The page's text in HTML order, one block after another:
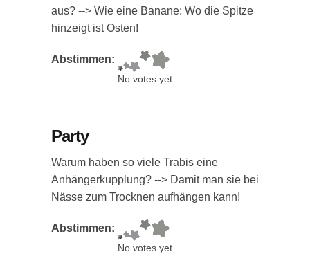
aus? --> Wie eine Banane: Wo die Spitze
hinzeigt ist Osten!
Abstimmen:
No votes yet
Party
Warum haben so viele Trabis eine
Anhängerkupplung? --> Damit man sie bei
Nässe zum Trocknen aufhängen kann!
Abstimmen:
No votes yet